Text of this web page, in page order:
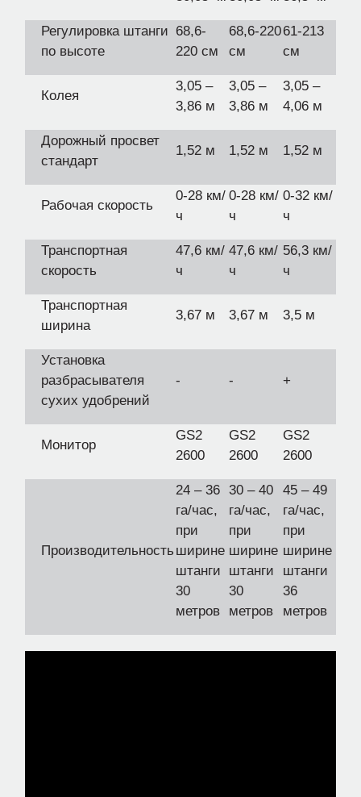
Регулировка штанги
по высоте
68,6-
220 см
68,6-220
см
61-213
см
Колея
3,05 –
3,86 м
3,05 –
3,86 м
3,05 –
4,06 м
Дорожный просвет
стандарт
1,52 м 1,52 м 1,52 м
Рабочая скорость
0-28 км/
ч
0-28 км/
ч
0-32 км/
ч
Транспортная
скорость
47,6 км/
ч
47,6 км/
ч
56,3 км/
ч
Транспортная
ширина
3,67 м 3,67 м 3,5 м
Установка
разбрасывателя
сухих удобрений
- - +
Монитор
GS2
2600
GS2
2600
GS2
2600
Производительность
24 – 36
га/час,
при
ширине
штанги
30
метров
30 – 40
га/час,
при
ширине
штанги
30
метров
45 – 49
га/час,
при
ширине
штанги
36
метров